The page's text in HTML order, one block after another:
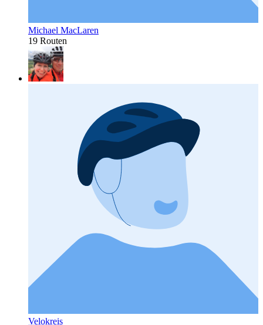
Michael MacLaren
19 Routen
Velokreis